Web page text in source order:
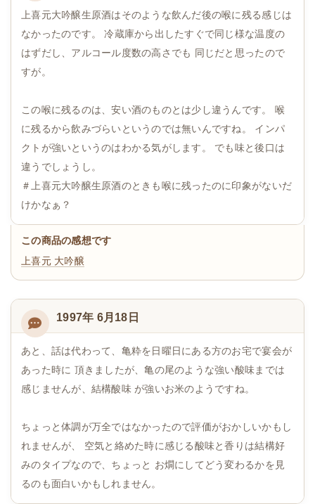
上喜元大吟醸生原酒はそのような飲んだ後の喉に残る感じは
なかったのです。 冷蔵庫から出したすぐで同じ様な温度の
はずだし、アルコール度数の高さでも 同じだと思ったので
すが。
この喉に残るのは、安い酒のものとは少し違うんです。 喉
に残るから飲みづらいというのでは無いんですね。 インパ
クトが強いというのはわかる気がします。 でも味と後口は
違うでしょうし。
＃上喜元大吟醸生原酒のときも喉に残ったのに印象がないだ
けかなぁ？
この商品の感想です
上喜元 大吟醸
1997年 6月18日
あと、話は代わって、亀粋を日曜日にある方のお宅で宴会が
あった時に 頂きましたが、亀の尾のような強い酸味までは
感じませんが、結構酸味 が強いお米のようですね。
ちょっと体調が万全ではなかったので評価がおかしいかもし
れませんが、 空気と絡めた時に感じる酸味と香りは結構好
みのタイプなので、ちょっと お燗にしてどう変わるかを見
るのも面白いかもしれません。